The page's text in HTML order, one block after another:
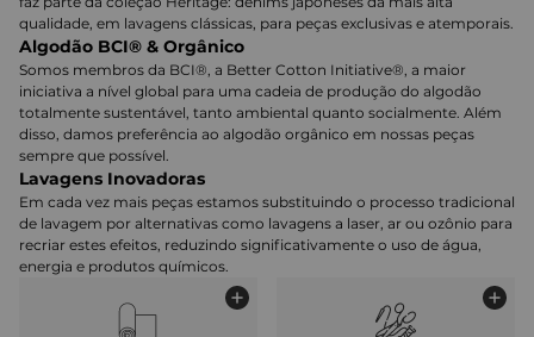
qualidade, em lavagens clássicas, para peças exclusivas e atemporais.
Algodão BCI® & Orgânico
Somos membros da BCI®, a Better Cotton Initiative®, a maior
iniciativa a nível global para uma cadeia de produção do algodão
totalmente sustentável, tanto ambiental quanto socialmente. Além
disso, damos preferência ao algodão orgânico em nossas peças
sempre que possível.
Lavagens Inovadoras
Em cada vez mais peças estamos substituindo o processo tradicional
de lavagem por alternativas como lavagens a laser, ar ou ozônio para
recriar estes efeitos, reduzindo significativamente o uso de água,
energia e produtos químicos.